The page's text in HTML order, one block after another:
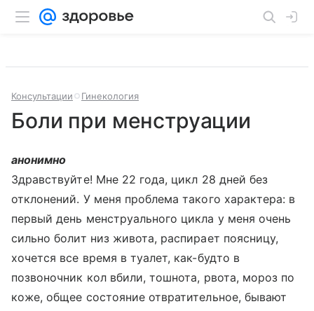
Консультации Гинекология
Боли при менструации
анонимно
Здравствуйте! Мне 22 года, цикл 28 дней без
отклонений. У меня проблема такого характера: в
первый день менструального цикла у меня очень
сильно болит низ живота, распирает поясницу,
хочется все время в туалет, как-будто в
позвоночник кол вбили, тошнота, рвота, мороз по
коже, общее состояние отвратительное, бывают